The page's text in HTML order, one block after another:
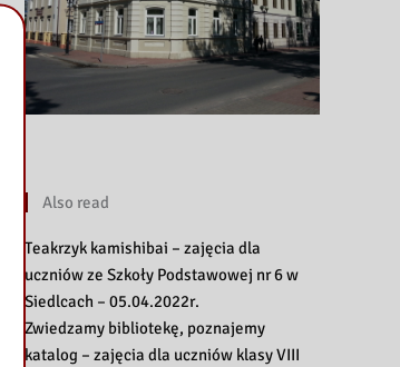
Also read
Teakrzyk kamishibai – zajęcia dla
uczniów ze Szkoły Podstawowej nr 6 w
Siedlcach – 05.04.2022r.
Zwiedzamy bibliotekę, poznajemy
katalog – zajęcia dla uczniów klasy VIII